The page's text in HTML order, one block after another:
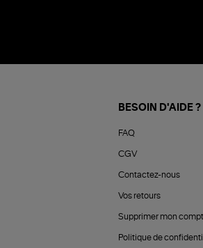
BESOIN D'AIDE ?
FAQ
CGV
Contactez-nous
Vos retours
Supprimer mon
Politique de